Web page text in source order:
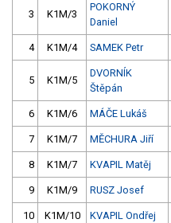
3 K1M/3
POKORNÝ
Daniel
4 K1M/4 SAMEK Petr
5 K1M/5
DVORNÍK
Štěpán
6 K1M/6 MÁČE Lukáš
7 K1M/7 MĚCHURA Jiří
8 K1M/7 KVAPIL Matěj
9 K1M/9 RUSZ Josef
10 K1M/10 KVAPIL Ondřej